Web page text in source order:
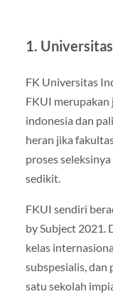
1.
FK Universitas
FKUI
indonesia dan
heran jika
proses
sedikit.
FKUI sendiri
by Subject 2021.
kelas
subspesialis, dan
satu sekolah